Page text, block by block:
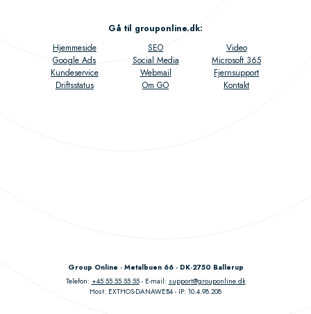
Gå til grouponline.dk:
Hjemmeside
SEO
Video
Google Ads
Social Media
Microsoft 365
Kundeservice
Webmail
Fjernsupport
Driftsstatus
Om GO Kontakt
Group Online - Metalbuen 66 - DK-2750 Ballerup
Telefon: +45 55 55 55 55 E-mail: support@grouponline.dk
Host: EXTHOS-DANAWEB4 IP: 10.4.98.208